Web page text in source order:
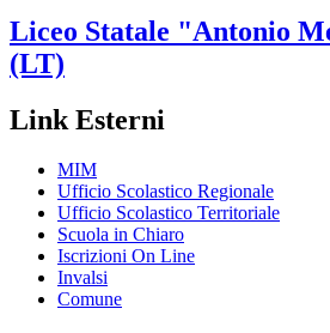
Liceo Statale "Antonio
(LT)
Link Esterni
MIM
Ufficio Scolastico Regionale
Ufficio Scolastico Territoriale
Scuola in Chiaro
Iscrizioni On Line
Invalsi
Comune